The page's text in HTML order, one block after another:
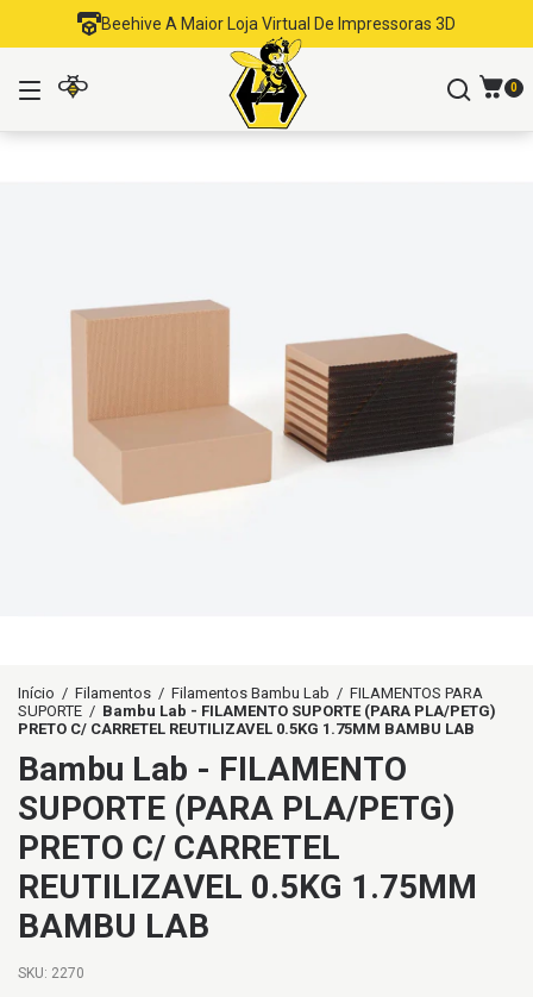
Beehive A Maior Loja Virtual De Impressoras 3D
0
Início / Filamentos / Filamentos Bambu Lab / FILAMENTOS PARA
SUPORTE / Bambu Lab - FILAMENTO SUPORTE (PARA PLA/PETG)
PRETO C/ CARRETEL REUTILIZAVEL 0.5KG 1.75MM BAMBU LAB
Bambu Lab - FILAMENTO
SUPORTE (PARA PLA/PETG)
PRETO C/ CARRETEL
REUTILIZAVEL 0.5KG 1.75MM
BAMBU LAB
SKU: 2270